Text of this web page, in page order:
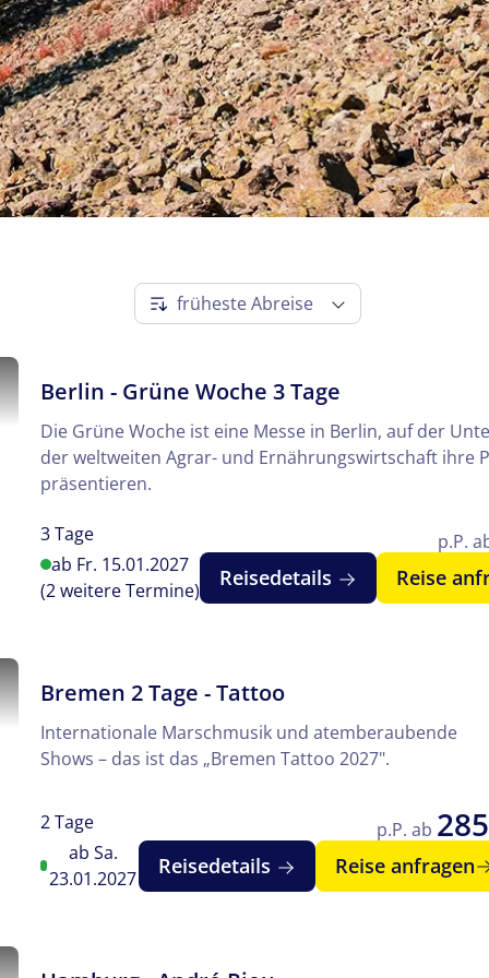
Berlin - Grüne Woche 3 Tage
Die Grüne Woche ist eine Messe in Berlin, auf der
der weltweiten Agrar- und Ernährungswirtschaft ihre
präsentieren.
3 Tage
ab Fr. 15.01.2027
(2 weitere Termine)
p.P.
Reisedetails Reise
Bremen 2 Tage - Tattoo
Internationale Marschmusik und atemberaubende
Shows – das ist das „Bremen Tattoo 2027".
2 Tage
ab Sa.
23.01.2027
p.P. ab
Reisedetails Reise anfragen